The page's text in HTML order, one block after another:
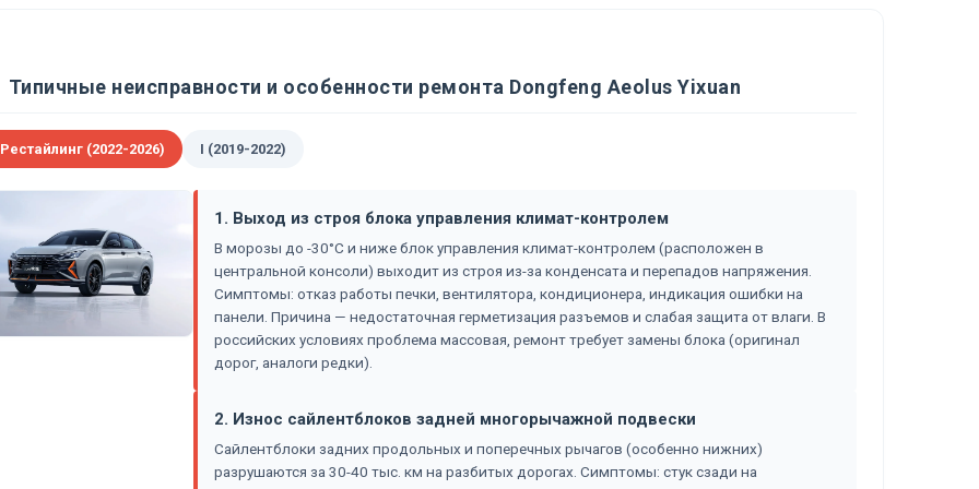
Типичные неисправности и особенности ремонта Dongfeng Aeolus Yixuan
(2022-2026) I (2019-2022)
1. Выход из строя блока управления климат-контролем
В морозы до -30°C и ниже блок управления климат-контролем (расположен в
центральной консоли) выходит из строя из-за конденсата и перепадов напряжения.
Симптомы: отказ работы печки, вентилятора, кондиционера, индикация ошибки на
панели. Причина — недостаточная герметизация разъемов и слабая защита от влаги. В
российских условиях проблема массовая, ремонт требует замены блока (оригинал
дорог, аналоги редки).
2. Износ сайлентблоков задней многорычажной подвески
Сайлентблоки задних продольных и поперечных рычагов (особенно нижних)
разрушаются за 30-40 тыс. км на разбитых дорогах. Симптомы: стук сзади на